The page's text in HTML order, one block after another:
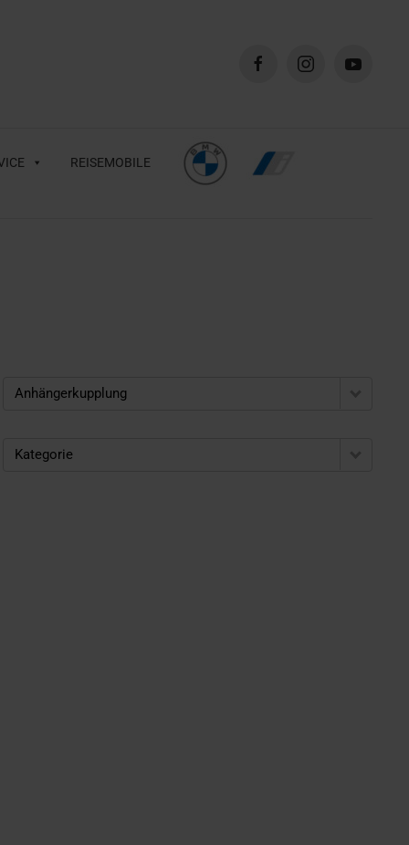
REISEMOBILE
Anhängerkupplung
Kategorie